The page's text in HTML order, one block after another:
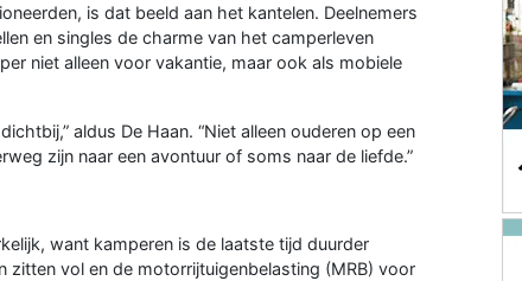
is dat beeld aan het kantelen. Deelnemers
en singles de charme van het camperleven
niet alleen voor vakantie, maar ook als mobiele
aldus De Haan. “Niet alleen ouderen op een
zijn naar een avontuur of soms naar de liefde.”
want kamperen is de laatste tijd duurder
vol en de motorrijtuigenbelasting (MRB) voor